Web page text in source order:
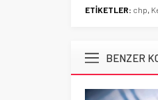
ETİKETLER: chp,
BENZER